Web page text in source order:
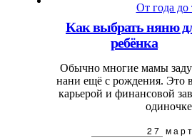
От года до
Как выбрать няню
ребёнка
Обычно многие мамы
нани ещё с рождения. Это
карьерой и финансовой
27